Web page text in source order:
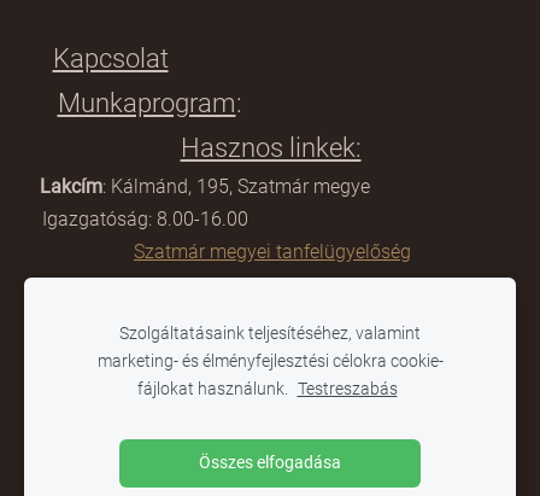
Kapcsolat
Munkaprogram:
Hasznos linkek:
Lakcím: Kálmánd, 195, Szatmár megye
Igazgatóság: 8.00-16.00
Szatmár megyei tanfelügyelőség
Titkárság: 8:00-12.00
Tanügyminisztérium
0361-804 284
Szolgáltatásaink teljesítéséhez, valamint
marketing- és élményfejlesztési célokra cookie-
fájlokat használunk. Testreszabás
Összes elfogadása